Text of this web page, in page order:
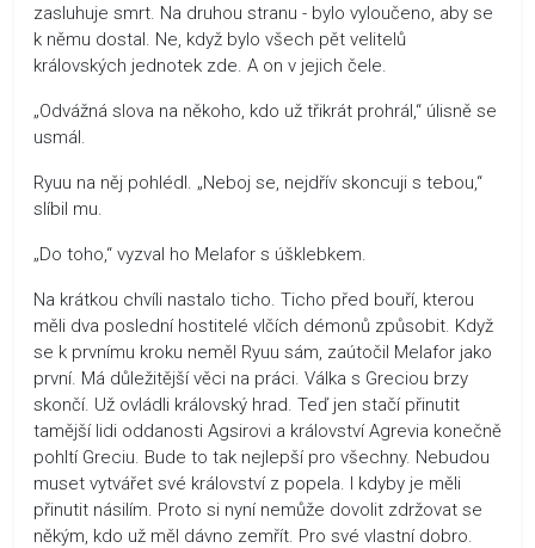
zasluhuje smrt. Na druhou stranu - bylo vyloučeno, aby se
k němu dostal. Ne, když bylo všech pět velitelů
královských jednotek zde. A on v jejich čele.
„Odvážná slova na někoho, kdo už třikrát prohrál,“ úlisně se
usmál.
Ryuu na něj pohlédl. „Neboj se, nejdřív skoncuji s tebou,“
slíbil mu.
„Do toho,“ vyzval ho Melafor s úšklebkem.
Na krátkou chvíli nastalo ticho. Ticho před bouří, kterou
měli dva poslední hostitelé vlčích démonů způsobit. Když
se k prvnímu kroku neměl Ryuu sám, zaútočil Melafor jako
první. Má důležitější věci na práci. Válka s Greciou brzy
skončí. Už ovládli královský hrad. Teď jen stačí přinutit
tamější lidi oddanosti Agsirovi a království Agrevia konečně
pohltí Greciu. Bude to tak nejlepší pro všechny. Nebudou
muset vytvářet své království z popela. I kdyby je měli
přinutit násilím. Proto si nyní nemůže dovolit zdržovat se
někým, kdo už měl dávno zemřít. Pro své vlastní dobro.